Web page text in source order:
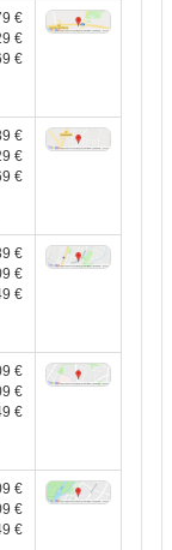
€
€
€
€
€
€
€
€
€
€
€
€
€
€
€